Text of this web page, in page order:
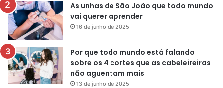
As unhas de São João que todo mundo
vai querer aprender
16 de junho de 2025
Por que todo mundo está falando
sobre os 4 cortes que as cabeleireiras
não aguentam mais
13 de junho de 2025